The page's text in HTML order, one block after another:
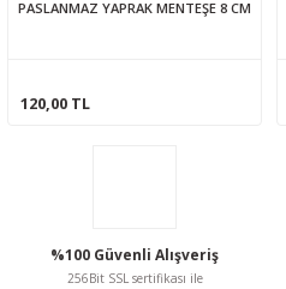
PASLANMAZ YAPRAK MENTEŞE 8 CM
120,00 TL
%100 Güvenli Alışveriş
256Bit SSL sertifikası ile